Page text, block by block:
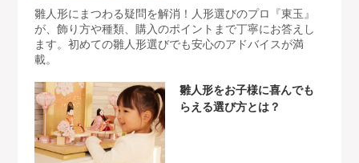
雛人形にまつわる疑問を解消！人形選びのプロ『東玉』
が、飾り方や種類、購入のポイントまで丁寧にお答えし
ます。初めての雛人形選びでも安心のアドバイスが満
載。
雛人形をお子様に喜んでも
らえる選び方とは？